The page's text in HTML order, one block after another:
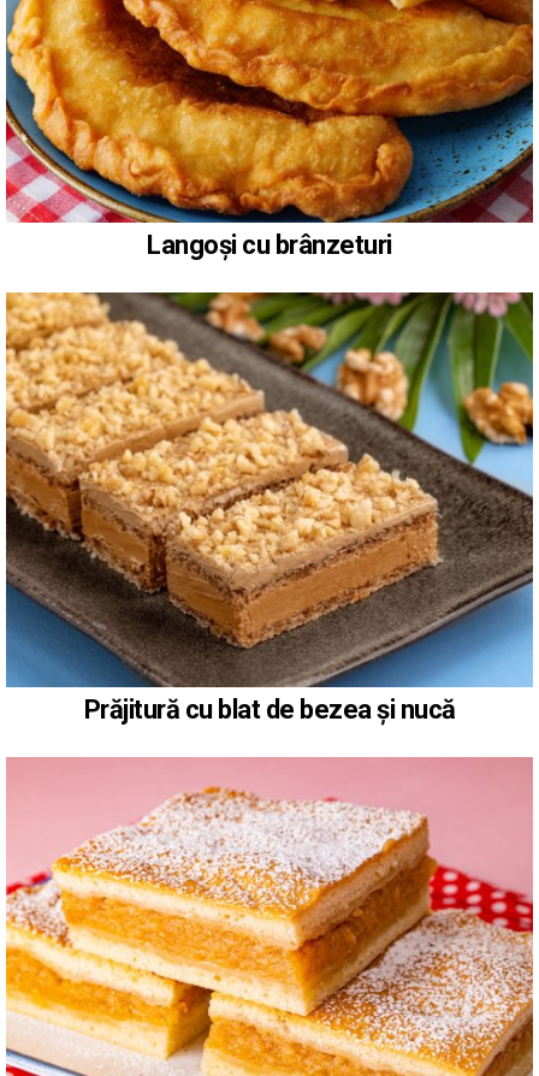
Langoși cu brânzeturi
Prăjitură cu blat de bezea și nucă